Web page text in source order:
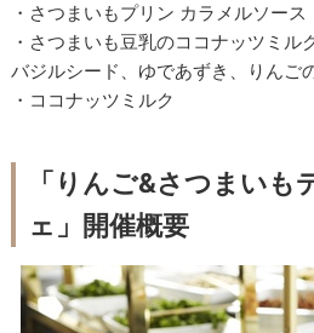
・さつまいもプリン カラメルソース
・さつまいも豆乳のココナッツミル
バジルシード、ゆであずき、りんご
・ココナッツミルク
「りんご&さつまいも
ェ」開催概要